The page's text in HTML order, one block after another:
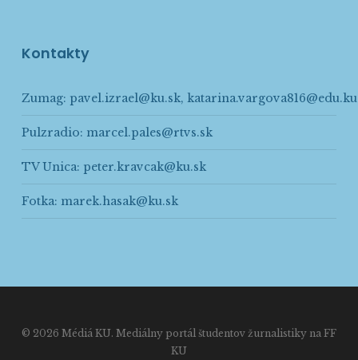
Kontakty
Zumag: pavel.izrael@ku.sk,
Pulzradio: marcel.pales@rtvs.sk
TV Unica: peter.kravcak@ku.sk
Fotka: marek.hasak@ku.sk
© 2026 Médiá KU. Mediálny portál študentov žurnalistiky na FF
KU